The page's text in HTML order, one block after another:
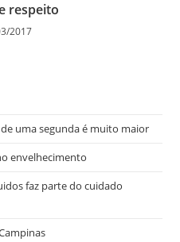
respeito
2017
uma segunda é muito maior
envelhecimento
faz parte do cuidado